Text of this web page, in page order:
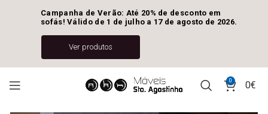
0 0€
Campanha de Verão: Até 20% de desconto em
sofás! Válido de 1 de julho a 17 de agosto de 2026.
Ver produtos